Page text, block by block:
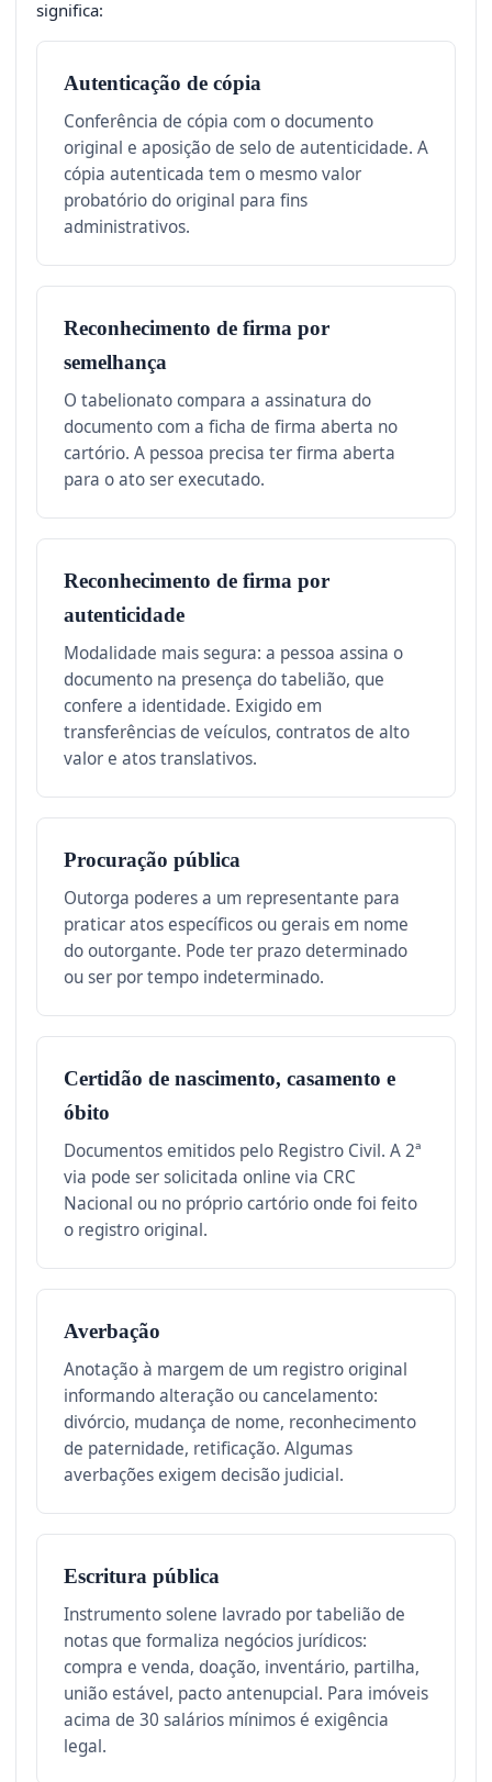
significa:
Autenticação de cópia
Conferência de cópia com o documento
original e aposição de selo de autenticidade. A
cópia autenticada tem o mesmo valor
probatório do original para fins
administrativos.
Reconhecimento de firma por
semelhança
O tabelionato compara a assinatura do
documento com a ficha de firma aberta no
cartório. A pessoa precisa ter firma aberta
para o ato ser executado.
Reconhecimento de firma por
autenticidade
Modalidade mais segura: a pessoa assina o
documento na presença do tabelião, que
confere a identidade. Exigido em
transferências de veículos, contratos de alto
valor e atos translativos.
Procuração pública
Outorga poderes a um representante para
praticar atos específicos ou gerais em nome
do outorgante. Pode ter prazo determinado
ou ser por tempo indeterminado.
Certidão de nascimento, casamento e
óbito
Documentos emitidos pelo Registro Civil. A 2ª
via pode ser solicitada online via CRC
Nacional ou no próprio cartório onde foi feito
o registro original.
Averbação
Anotação à margem de um registro original
informando alteração ou cancelamento:
divórcio, mudança de nome, reconhecimento
de paternidade, retificação. Algumas
averbações exigem decisão judicial.
Escritura pública
Instrumento solene lavrado por tabelião de
notas que formaliza negócios jurídicos:
compra e venda, doação, inventário, partilha,
união estável, pacto antenupcial. Para imóveis
acima de 30 salários mínimos é exigência
legal.